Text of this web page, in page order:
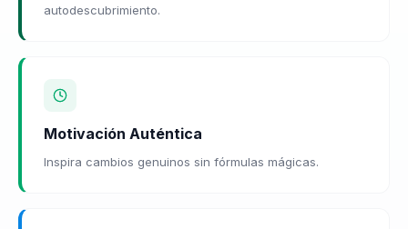
autodescubrimiento.
Motivación Auténtica
Inspira cambios genuinos sin fórmulas mágicas.